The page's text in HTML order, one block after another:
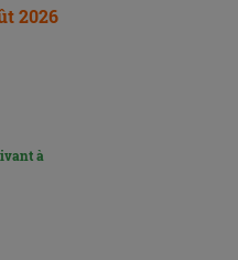
2026
à